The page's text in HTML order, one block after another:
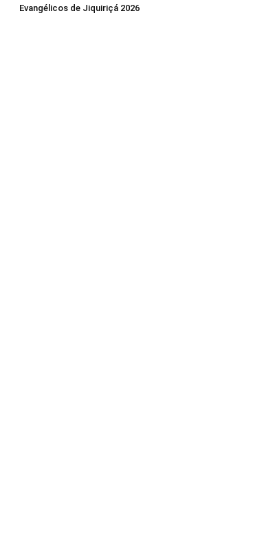
Evangélicos de Jiquiriçá 2026